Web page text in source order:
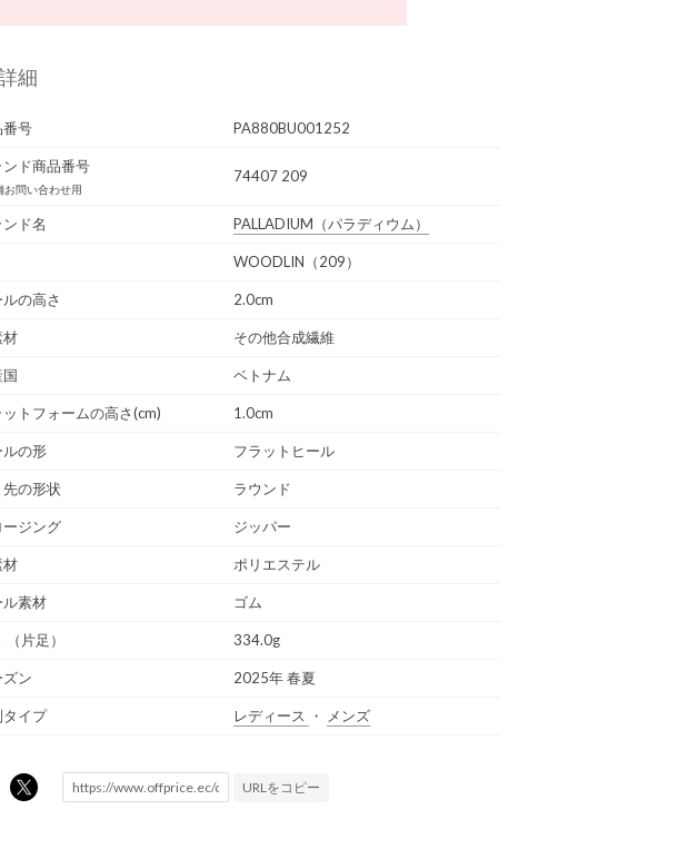
細
番号 PA880BU001252
ンド商品番号
お問い合わせ用
74407 209
ド名 PALLADIUM （パラディウム）
WOODLIN（209）
ルの高さ 2.0cm
材 その他合成繊維
国 ベトナム
ットフォームの高さ(cm) 1.0cm
ルの形 フラットヒール
の形状 ラウンド
ージング ジッパー
材 ポリエステル
ル素材 ゴム
（片足） 334.0g
ズン 2025年 春夏
タイプ レディース ・ メンズ
URLをコピー